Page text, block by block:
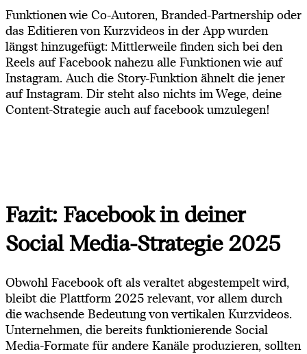
Funktionen wie Co-Autoren, Branded-Partnership oder
das Editieren von Kurzvideos in der App wurden
längst hinzugefügt: Mittlerweile finden sich bei den
Reels auf Facebook nahezu alle Funktionen wie auf
Instagram. Auch die Story-Funktion ähnelt die jener
auf Instagram. Dir steht also nichts im Wege, deine
Content-Strategie auch auf facebook umzulegen!
Fazit: Facebook in deiner
Social Media-Strategie 2025
Obwohl Facebook oft als veraltet abgestempelt wird,
bleibt die Plattform 2025 relevant, vor allem durch
die wachsende Bedeutung von vertikalen Kurzvideos.
Unternehmen, die bereits funktionierende Social
Media-Formate für andere Kanäle produzieren, sollten